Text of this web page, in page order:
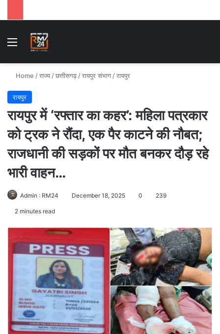
Menu
Home /राज्य /छत्तीसगढ़ /रायपुर संभाग /रायपुर
रायपुर
रायपुर में ‘रफ्तार का कहर’: महिला पत्रकार
को ट्रक ने रौंदा, एक पैर काटने की नौबत;
राजधानी की सड़कों पर मौत बनकर दौड़ रहे
भारी वाहन…
Admin : RM24 December 18, 2025 0 239
2 minutes read